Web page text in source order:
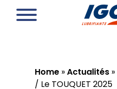
Home »Actualités »
/ Le TOUQUET 2025